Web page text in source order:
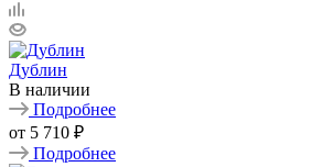
Дублин
В наличии
Подробнее
от 5 710 ₽
Подробнее